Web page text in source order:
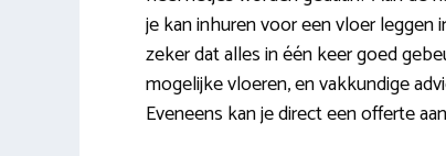
je kan inhuren voor een vloer
zeker dat alles in één keer goed
mogelijke vloeren, en vakkundige
Eveneens kan je direct een offerte